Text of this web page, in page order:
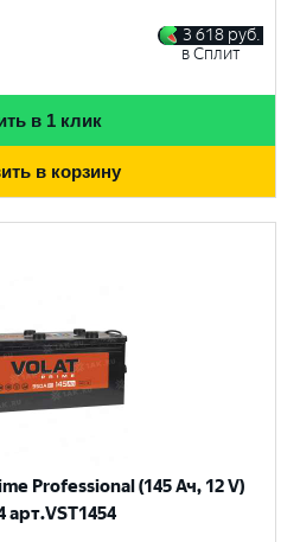
3 618 руб.
в Сплит
в 1 клик
в корзину
Professional (145 Ач, 12 V)
арт.VST1454